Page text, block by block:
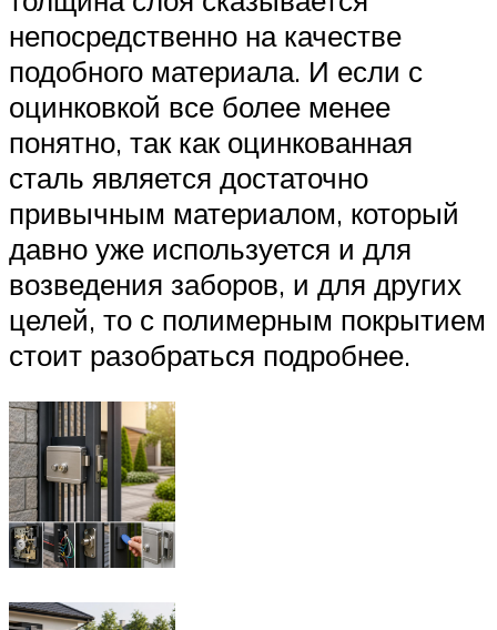
непосредственно на качестве
подобного материала. И если с
оцинковкой все более менее
понятно, так как оцинкованная
сталь является достаточно
привычным материалом, который
давно уже используется и для
возведения заборов, и для других
целей, то с полимерным покрытием
стоит разобраться подробнее.